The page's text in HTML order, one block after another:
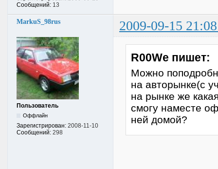
Сообщений: 13
MarkuS_98rus 2009-09-15
Пользователь
Оффлайн
Зарегистрирован: 2008-11-10
Сообщений: 298
R00We пишет:
Можно
на авторынке(с
на рынке же
смогу наместе
ней домой?